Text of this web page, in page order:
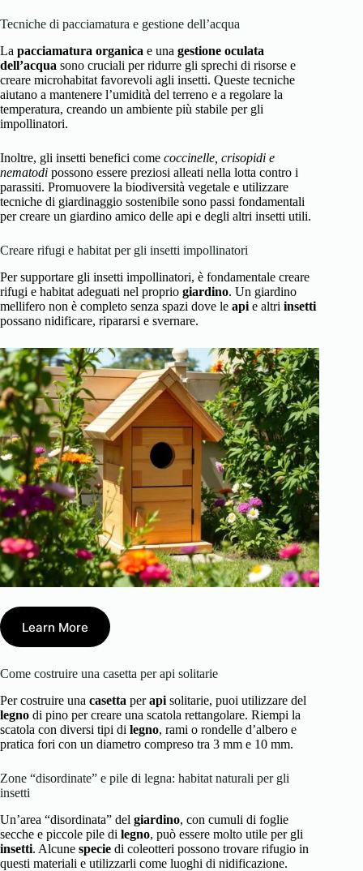
Tecniche di pacciamatura e gestione dell’acqua
La pacciamatura organica e una gestione oculata
dell’acqua sono cruciali per ridurre gli sprechi di risorse e
creare microhabitat favorevoli agli insetti. Queste tecniche
aiutano a mantenere l’umidità del terreno e a regolare la
temperatura, creando un ambiente più stabile per gli
impollinatori.
Inoltre, gli insetti benefici come coccinelle, crisopidi e
nematodi possono essere preziosi alleati nella lotta contro i
parassiti. Promuovere la biodiversità vegetale e utilizzare
tecniche di giardinaggio sostenibile sono passi fondamentali
per creare un giardino amico delle api e degli altri insetti utili.
Creare rifugi e habitat per gli insetti impollinatori
Per supportare gli insetti impollinatori, è fondamentale creare
rifugi e habitat adeguati nel proprio giardino. Un giardino
mellifero non è completo senza spazi dove le api e altri insetti
possano nidificare, ripararsi e svernare.
Learn More
Come costruire una casetta per api solitarie
Per costruire una casetta perapi solitarie, puoi utilizzare del
legno di pino per creare una scatola rettangolare. Riempi la
scatola con diversi tipi di legno, rami o rondelle d’albero e
pratica fori con un diametro compreso tra 3 mm e 10 mm.
Zone “disordinate” e pile di legna: habitat naturali per gli
insetti
Un’area “disordinata” del giardino, con cumuli di foglie
secche e piccole pile di legno, può essere molto utile per gli
insetti. Alcune specie di coleotteri possono trovare rifugio in
questi materiali e utilizzarli come luoghi di nidificazione.